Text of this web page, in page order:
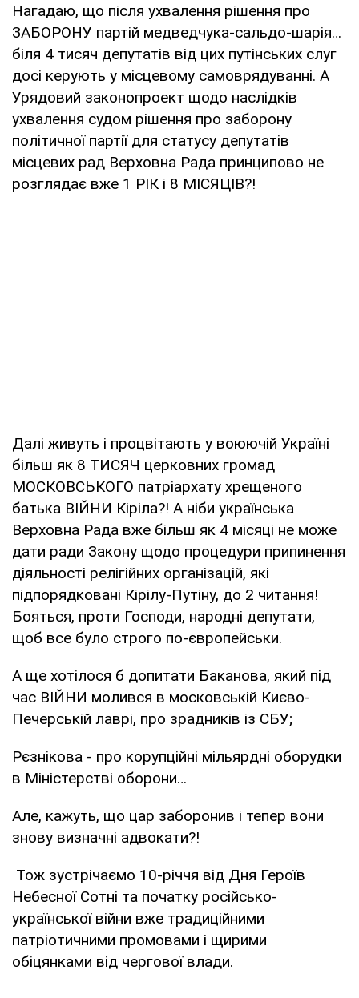
Нагадаю, що після ухвалення рішення про
ЗАБОРОНУ партій медведчука-сальдо-шарія…
біля 4 тисяч депутатів від цих путінських слуг
досі керують у місцевому самоврядуванні. А
Урядовий законопроект щодо наслідків
ухвалення судом рішення про заборону
політичної партії для статусу депутатів
місцевих рад Верховна Рада принципово не
розглядає вже 1 РІК і 8 МІСЯЦІВ?!
Далі живуть і процвітають у воюючій Україні
більш як 8 ТИСЯЧ церковних громад
МОСКОВСЬКОГО патріархату хрещеного
батька ВІЙНИ Кіріла?! А ніби українська
Верховна Рада вже більш як 4 місяці не може
дати ради Закону щодо процедури припинення
діяльності релігійних організацій, які
підпорядковані Кірілу-Путіну, до 2 читання!
Бояться, проти Господи, народні депутати,
щоб все було строго по-європейськи.
А ще хотілося б допитати Баканова, який під
час ВІЙНИ молився в московській Києво-
Печерській лаврі, про зрадників із СБУ;
Рєзнікова - про корупційні мільярдні оборудки
в Міністерстві оборони…
Але, кажуть, що цар заборонив і тепер вони
знову визначні адвокати?!
Тож зустрічаємо 10-річчя від Дня Героїв
Небесної Сотні та початку російсько-
української війни вже традиційними
патріотичними промовами і щирими
обіцянками від чергової влади.